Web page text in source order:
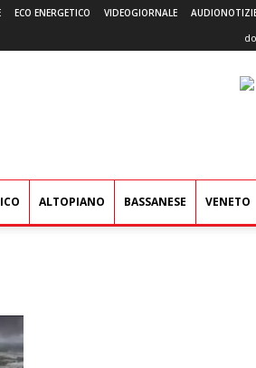
ECO ENERGETICO VIDEOGIORNALE
ALTOPIANO BASSANESE VENETO